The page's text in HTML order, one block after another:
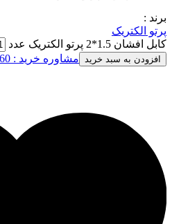
برند :
پرتو الکتریک
کابل افشان 1.5*2 پرتو الکتریک عدد
افزودن به سبد خرید مشاوره خرید : 09912953360